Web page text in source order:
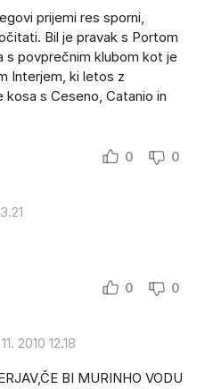
prijemi res sporni,
Bil je pravak s Portom
s povprečnim klubom kot je
Interjem, ki letos z
s Ceseno, Catanio in
0 0
0 0
2010 12.18
BI MURINHO VODU